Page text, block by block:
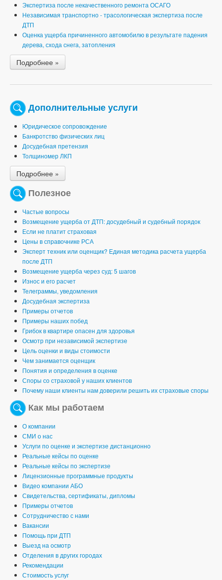
Экспертиза после некачественного ремонта ОСАГО
Независимая транспортно - трасологическая экспертиза после
ДТП
Оценка ущерба причиненного автомобилю в результате падения
дерева, схода снега, затопления
Подробнее »
Дополнительные услуги
Юридическое сопровождение
Банкротство физических лиц
Досудебная претензия
Толщиномер ЛКП
Подробнее »
Полезное
Частые вопросы
Возмещение ущерба от ДТП: досудебный и судебный порядок
Если не платит страховая
Цены в справочнике РСА
Эксперт техник или оценщик? Единая методика расчета ущерба
после ДТП
Возмещение ущерба через суд: 5 шагов
Износ и его расчет
Телеграммы, уведомления
Досудебная экспертиза
Примеры отчетов
Примеры наших побед
Грибок в квартире опасен для здоровья
Осмотр при независимой экспертизе
Цель оценки и виды стоимости
Чем занимается оценщик
Понятия и определения в оценке
Споры со страховой у наших клиентов
Почему наши клиенты нам доверили решить их страховые споры
Как мы работаем
О компании
СМИ о нас
Услуги по оценке и экспертизе дистанционно
Реальные кейсы по оценке
Реальные кейсы по экспертизе
Лицензионные программные продукты
Видео компании АБО
Свидетельства, сертификаты, дипломы
Примеры отчетов
Сотрудничество с нами
Вакансии
Помощь при ДТП
Выезд на осмотр
Отделения в других городах
Рекомендации
Стоимость услуг